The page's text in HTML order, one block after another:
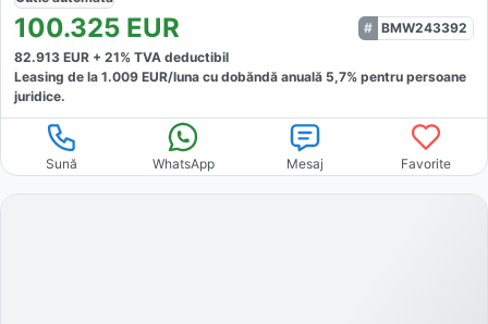
100.325 EUR
BMW243392
82.913 EUR + 21% TVA deductibil
Leasing de la 1.009 EUR/luna cu dobăndă anuală 5,7% pentru persoane
juridice.
Sună WhatsApp Mesaj Favorite